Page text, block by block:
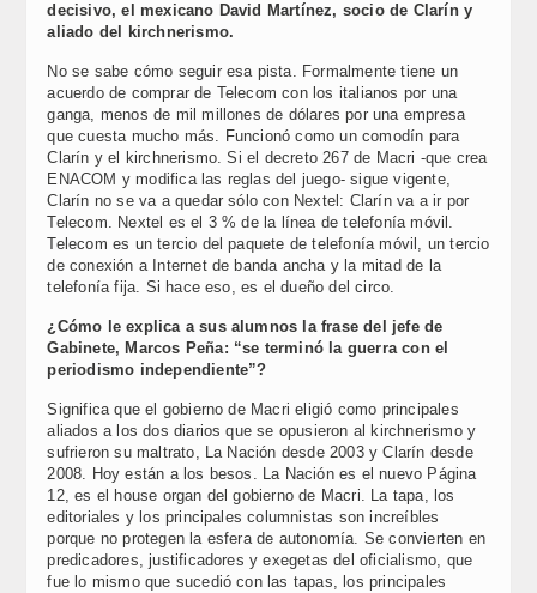
decisivo, el mexicano David Martínez, socio de Clarín y
aliado del kirchnerismo.
No se sabe cómo seguir esa pista. Formalmente tiene un
acuerdo de comprar de Telecom con los italianos por una
ganga, menos de mil millones de dólares por una empresa
que cuesta mucho más. Funcionó como un comodín para
Clarín y el kirchnerismo. Si el decreto 267 de Macri -que crea
ENACOM y modifica las reglas del juego- sigue vigente,
Clarín no se va a quedar sólo con Nextel: Clarín va a ir por
Telecom. Nextel es el 3 % de la línea de telefonía móvil.
Telecom es un tercio del paquete de telefonía móvil, un tercio
de conexión a Internet de banda ancha y la mitad de la
telefonía fija. Si hace eso, es el dueño del circo.
¿Cómo le explica a sus alumnos la frase del jefe de
Gabinete, Marcos Peña: “se terminó la guerra con el
periodismo independiente”?
Significa que el gobierno de Macri eligió como principales
aliados a los dos diarios que se opusieron al kirchnerismo y
sufrieron su maltrato, La Nación desde 2003 y Clarín desde
2008. Hoy están a los besos. La Nación es el nuevo Página
12, es el house organ del gobierno de Macri. La tapa, los
editoriales y los principales columnistas son increíbles
porque no protegen la esfera de autonomía. Se convierten en
predicadores, justificadores y exegetas del oficialismo, que
fue lo mismo que sucedió con las tapas, los principales